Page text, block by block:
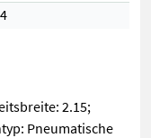
2.15;
Pneumatische